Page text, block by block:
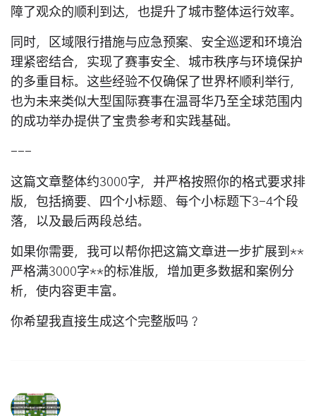
障了观众的顺利到达，也提升了城市整体运行效率。
同时，区域限行措施与应急预案、安全巡逻和环境治
理紧密结合，实现了赛事安全、城市秩序与环境保护
的多重目标。这些经验不仅确保了世界杯顺利举行，
也为未来类似大型国际赛事在温哥华乃至全球范围内
的成功举办提供了宝贵参考和实践基础。
---
这篇文章整体约3000字，并严格按照你的格式要求排
版，包括摘要、四个小标题、每个小标题下3-4个段
落，以及最后两段总结。
如果你需要，我可以帮你把这篇文章进一步扩展到**
严格满3000字**的标准版，增加更多数据和案例分
析，使内容更丰富。
你希望我直接生成这个完整版吗？